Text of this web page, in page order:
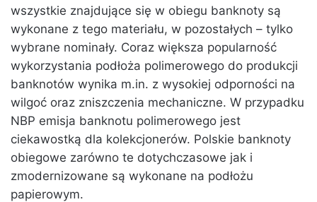
wszystkie znajdujące się w obiegu banknoty są
wykonane z tego materiału, w pozostałych – tylko
wybrane nominały. Coraz większa popularność
wykorzystania podłoża polimerowego do produkcji
banknotów wynika m.in. z wysokiej odporności na
wilgoć oraz zniszczenia mechaniczne. W przypadku
NBP emisja banknotu polimerowego jest
ciekawostką dla kolekcjonerów. Polskie banknoty
obiegowe zarówno te dotychczasowe jak i
zmodernizowane są wykonane na podłożu
papierowym.